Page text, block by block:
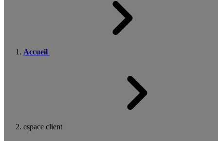
Accueil
espace client